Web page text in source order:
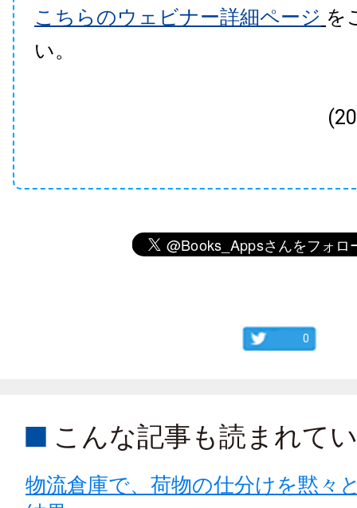
こちらのウェビナー詳細ページ を
い。
0
こんな記事も読まれて
物流倉庫で、荷物の仕分けを黙々